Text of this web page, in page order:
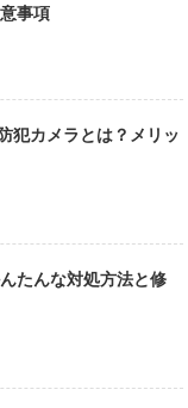
事項
犯カメラとは？メリッ
たんな対処方法と修